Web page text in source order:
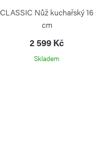
CLASSIC Nůž kuchařský 16
cm
2 599 Kč
Skladem